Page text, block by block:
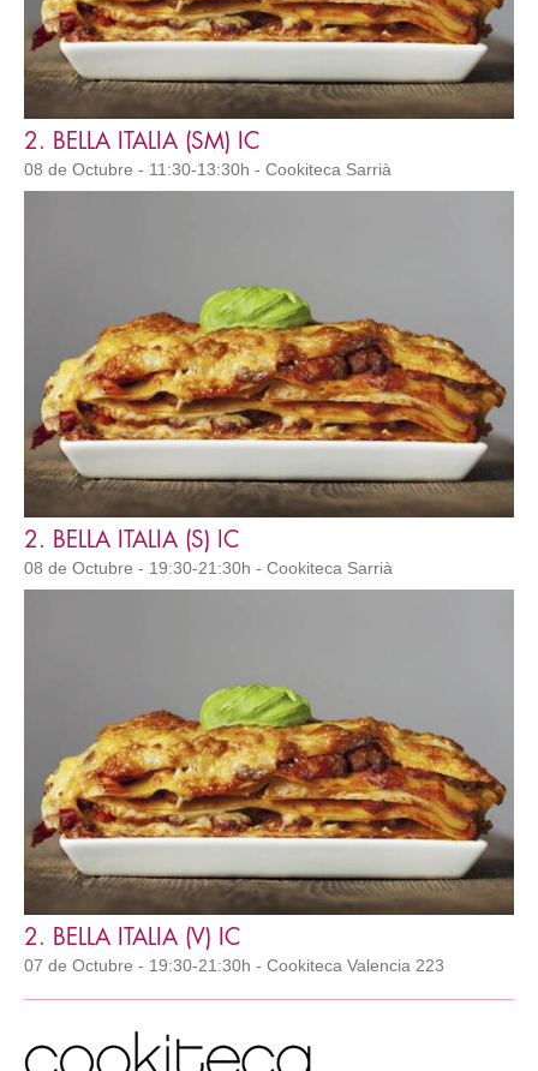
2. BELLA ITALIA (SM) IC
08 de Octubre - 11:30-13:30h - Cookiteca Sarrià
2. BELLA ITALIA (S) IC
08 de Octubre - 19:30-21:30h - Cookiteca Sarrià
2. BELLA ITALIA (V) IC
07 de Octubre - 19:30-21:30h - Cookiteca Valencia 223